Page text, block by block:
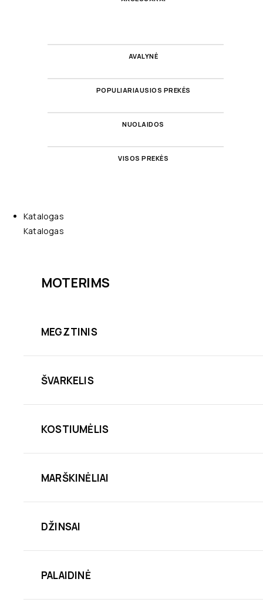
AVALYNĖ
POPULIARIAUSIOS PREKĖS
NUOLAIDOS
VISOS PREKĖS
Katalogas
Katalogas
MOTERIMS
MEGZTINIS
ŠVARKELIS
KOSTIUMĖLIS
MARŠKINĖLIAI
DŽINSAI
PALAIDINĖ